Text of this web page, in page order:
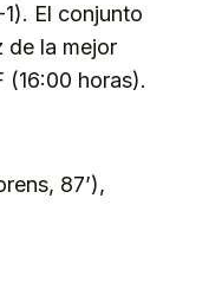
El conjunto
de la mejor
(16:00 horas).
87’),